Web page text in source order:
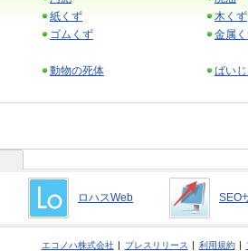
紙くず
木くず
ゴムくず 金属
動物の死体 ばい
ロハスWeb SEO
エコノハ株式会社 プレスリリース 利用規約